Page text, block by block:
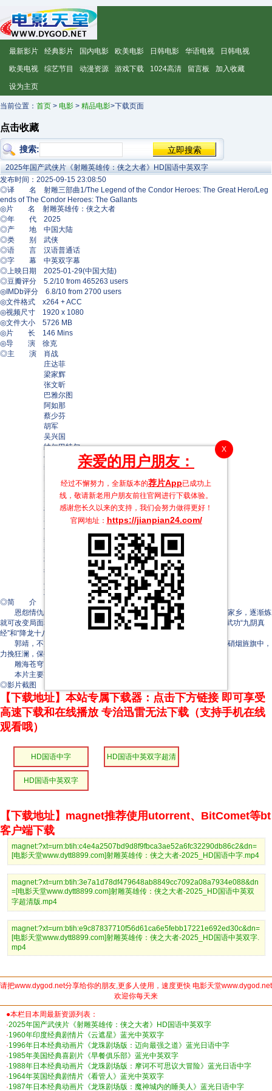
最新影片 经典影片 国内电影 欧美电影 日韩电影 华语电视 日韩电视
欧美电视 综艺节目 动漫资源 游戏下载 1024高清 留言板 加入收藏
设为主页
当前位置： 首页 > 电影 > 精品电影>下载页面
点击收藏
搜索:
X
亲爱的用户朋友：
经过不懈努力，全新版本的荐片App已成功上
线，敬请新老用户朋友前往官网进行下载体验。
感谢您长久以来的支持，我们会努力做得更好！
官网地址： https://jianpian24.com/
2025年国产武侠片《射雕英雄传：侠之大者》HD国语中英双字
发布时间：2025-09-15 23:08:50
◎译 名 射雕三部曲1/The Legend of the Condor Heroes: The Great Hero/Leg
ends of The Condor Heroes: The Gallants
◎片 名 射雕英雄传：侠之大者
◎年 代 2025
◎产 地 中国大陆
◎类 别 武侠
◎语 言 汉语普通话
◎字 幕 中英双字幕
◎上映日期 2025-01-29(中国大陆)
◎豆瓣评分 5.2/10 from 465263 users
◎IMDb评分 6.8/10 from 2700 users
◎文件格式 x264 + ACC
◎视频尺寸 1920 x 1080
◎文件大小 5726 MB
◎片 长 146 Mins
◎导 演 徐克
◎主 演 肖战
庄达菲
梁家辉
张文昕
巴雅尔图
阿如那
蔡少芬
胡军
吴兴国
纳仁巴特尔
依特格勒
李海涛
图门巴雅尔
威力斯
元彬
杜玉明
释彦能
许明虎
李晨
李欣阳
孙建魁
徐向东
刘占领
◎简 介
恩怨情仇的江湖，权势角力的战乱时代，郭靖（肖战 饰）童年离别家乡，逐渐炼
就可改变局面和命运的庞大力量。虽受高人赏识和器重，得传天下绝世武功“九阴真
经”和“降龙十八掌”，却惹来各方嫉忌，成为众矢之的。
郭靖，不亢不卑，怀赤子之心，与黄蓉（庄达菲 饰）在铁骑箭雨和硝烟旌旗中，
力挽狂澜，保护南宋边关。
雕海苍穹，勇者无惧，侠之大者，力拔山河，成就武林传说。
本片主要改编自金庸同名原著第34至40章。
◎影片截图
【下载地址】本站专属下载器：点击下方链接 即可享受
高速下载和在线播放 专治迅雷无法下载（支持手机在线
观看哦）
HD国语中字 HD国语中英双字超清
HD国语中英双字
【下载地址】magnet推荐使用utorrent、BitComet等bt
客户端下载
magnet:?xt=urn:btih:c4e4a2507bd9d8f9fbca3ae52a6fc32290db86c2&dn=
[电影天堂www.dytt8899.com]射雕英雄传：侠之大者-2025_HD国语中字.mp4
magnet:?xt=urn:btih:3e7a1d78df479648ab8849cc7092a08a7934e088&dn
=[电影天堂www.dytt8899.com]射雕英雄传：侠之大者-2025_HD国语中英双
字超清版.mp4
magnet:?xt=urn:btih:e9c87837710f56d61ca6e5febb17221e692ed30c&dn=
[电影天堂www.dytt8899.com]射雕英雄传：侠之大者-2025_HD国语中英双字.
mp4
请把www.dygod.net分享给你的朋友,更多人使用，速度更快 电影天堂www.dygod.net
欢迎你每天来
●本栏目本周最新资源列表：
·2025年国产武侠片《射雕英雄传：侠之大者》HD国语中英双字
·1960年印度经典剧情片《云遮星》蓝光中英双字
·1996年日本经典动画片《龙珠剧场版：迈向最强之道》蓝光日语中字
·1985年美国经典喜剧片《早餐俱乐部》蓝光中英双字
·1988年日本经典动画片《龙珠剧场版：摩诃不可思议大冒险》蓝光日语中字
·1964年英国经典剧情片《看管人》蓝光中英双字
·1987年日本经典动画片《龙珠剧场版：魔神城内的睡美人》蓝光日语中字